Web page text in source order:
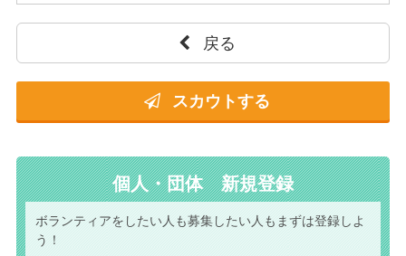
戻る
スカウトする
個人・団体 新規登録
ボランティアをしたい人も募集したい人もまずは登録しよ
う！